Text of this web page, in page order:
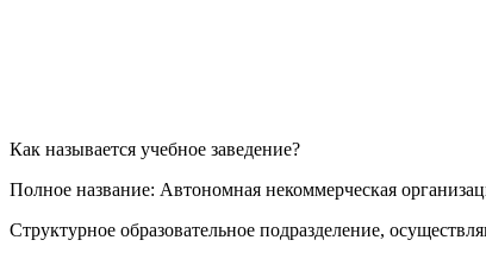
Как называется учебное заведение?
Полное название: Автономная некоммерческая
Структурное образовательное подразделение,